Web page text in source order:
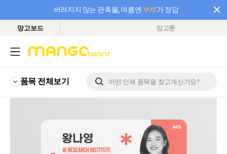
버려지지 않는 판촉물, 여름엔 부채가 정답
필요한 만큼 충전하고 끊김 없이 작업하세요! 새로워진 AI 부스터 요금제
망고보드 망고툰
품목 전체 보기